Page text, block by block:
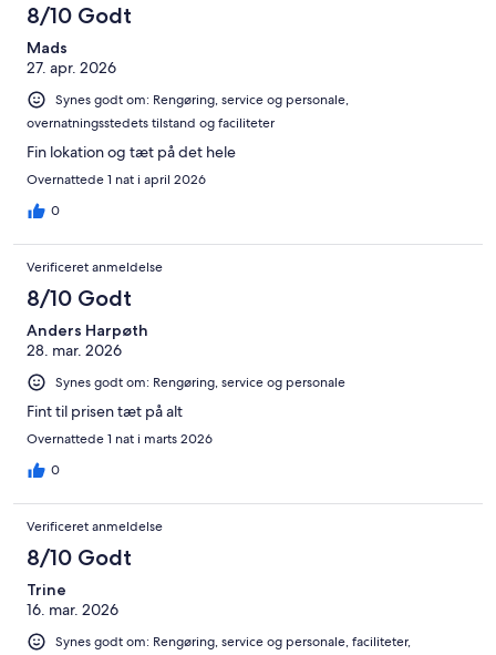
8/10 Godt
Mads
27. apr. 2026
Synes godt om: Rengøring, service og personale,
overnatningsstedets tilstand og faciliteter
Fin lokation og tæt på det hele
Overnattede 1 nat i april 2026
0
Verificeret anmeldelse
8/10 Godt
Anders Harpøth
28. mar. 2026
Synes godt om: Rengøring, service og personale
Fint til prisen tæt på alt
Overnattede 1 nat i marts 2026
0
Verificeret anmeldelse
8/10 Godt
Trine
16. mar. 2026
Synes godt om: Rengøring, service og personale, faciliteter,